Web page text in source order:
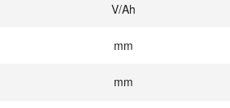
V/Ah
mm
mm